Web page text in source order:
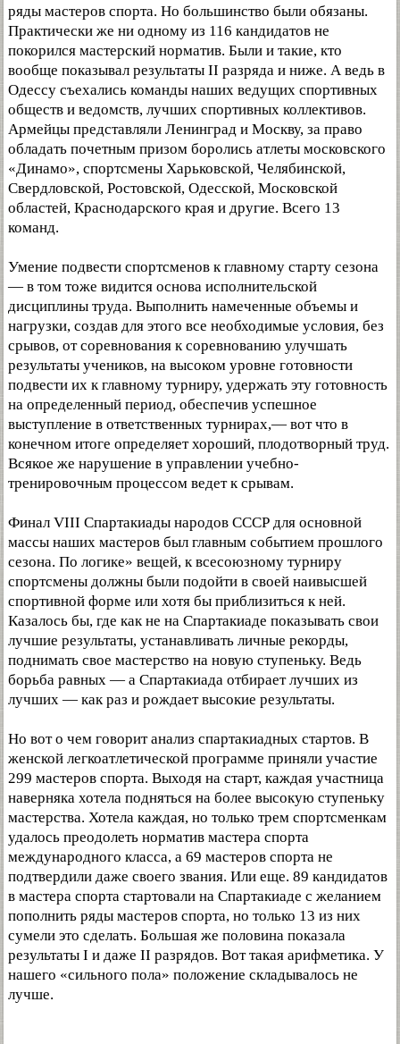
ряды мастеров спорта. Но большинство были обязаны.
Практически же ни одному из 116 кандидатов не
покорился мастерский норматив. Были и такие, кто
вообще показывал результаты II разряда и ниже. А ведь в
Одессу съехались команды наших ведущих спортивных
обществ и ведомств, лучших спортивных коллективов.
Армейцы представляли Ленинград и Москву, за право
обладать почетным призом боролись атлеты московского
«Динамо», спортсмены Харьковской, Челябинской,
Свердловской, Ростовской, Одесской, Московской
областей, Краснодарского края и другие. Всего 13
команд.
Умение подвести спортсменов к главному старту сезона
— в том тоже видится основа исполнительской
дисциплины труда. Выполнить намеченные объемы и
нагрузки, создав для этого все необходимые условия, без
срывов, от соревнования к соревнованию улучшать
результаты учеников, на высоком уровне готовности
подвести их к главному турниру, удержать эту готовность
на определенный период, обеспечив успешное
выступление в ответственных турнирах,— вот что в
конечном итоге определяет хороший, плодотворный труд.
Всякое же нарушение в управлении учебно-
тренировочным процессом ведет к срывам.
Финал VIII Спартакиады народов СССР для основной
массы наших мастеров был главным событием прошлого
сезона. По логике» вещей, к всесоюзному турниру
спортсмены должны были подойти в своей наивысшей
спортивной форме или хотя бы приблизиться к ней.
Казалось бы, где как не на Спартакиаде показывать свои
лучшие результаты, устанавливать личные рекорды,
поднимать свое мастерство на новую ступеньку. Ведь
борьба равных — а Спартакиада отбирает лучших из
лучших — как раз и рождает высокие результаты.
Но вот о чем говорит анализ спартакиадных стартов. В
женской легкоатлетической программе приняли участие
299 мастеров спорта. Выходя на старт, каждая участница
наверняка хотела подняться на более высокую ступеньку
мастерства. Хотела каждая, но только трем спортсменкам
удалось преодолеть норматив мастера спорта
международного класса, а 69 мастеров спорта не
подтвердили даже своего звания. Или еще. 89 кандидатов
в мастера спорта стартовали на Спартакиаде с желанием
пополнить ряды мастеров спорта, но только 13 из них
сумели это сделать. Большая же половина показала
результаты I и даже II разрядов. Вот такая арифметика. У
нашего «сильного пола» положение складывалось не
лучше.